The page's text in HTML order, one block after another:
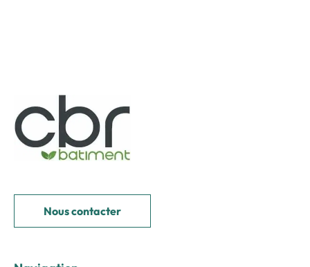
Nous contacter